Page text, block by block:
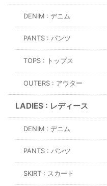
DENIM : デニム
PANTS : パンツ
TOPS : トップス
OUTERS : アウター
LADIES : レディース
DENIM : デニム
PANTS : パンツ
SKIRT : スカート